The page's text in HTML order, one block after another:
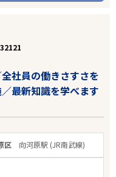
社員の働きさすさを
最新知識を学べます
区 向河原駅 (JR南武線)